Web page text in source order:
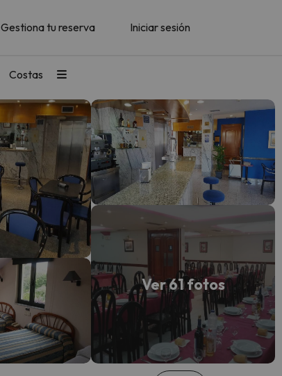
Gestiona tu reserva Iniciar sesión
Costas
Ver 61 fotos